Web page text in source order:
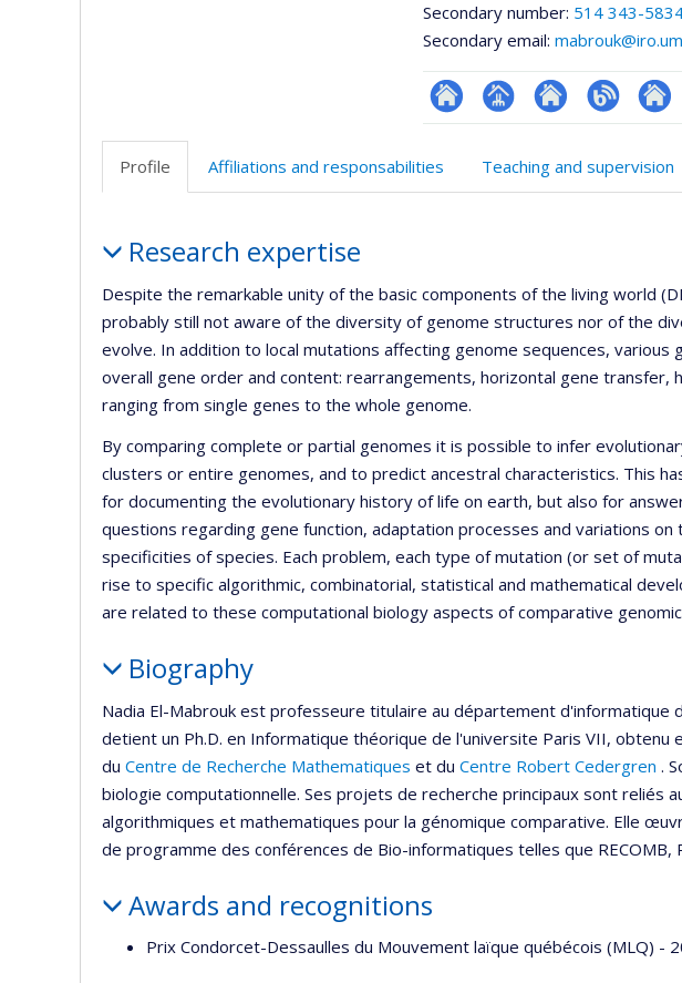
Secondary number: 514 343-
Secondary email:
ResearchGate
Page Site
de
BlogueAutre
Profile Affiliations and responsabilities Teaching and supervision
Research expertise
Despite the remarkable unity of the basic components of the living world
probably still not aware of the diversity of genome structures nor of the
evolve. In addition to local mutations affecting genome sequences, various
overall gene order and content: rearrangements, horizontal gene transfer,
ranging from single genes to the whole genome.
By comparing complete or partial genomes it is possible to infer
clusters or entire genomes, and to predict ancestral characteristics. This
for documenting the evolutionary history of life on earth, but also for
questions regarding gene function, adaptation processes and variations on
specificities of species. Each problem, each type of mutation (or set of
rise to specific algorithmic, combinatorial, statistical and mathematical
are related to these computational biology aspects of comparative
Biography
Nadia El-Mabrouk est professeure titulaire au département d'informatique
detient un Ph.D. en Informatique théorique de l'universite Paris VII, obtenu
du Centre de Recherche Mathematiques et du Centre Robert Cedergren .
biologie computationnelle. Ses projets de recherche principaux sont reliés
algorithmiques et mathematiques pour la génomique comparative. Elle
de programme des conférences de Bio-informatiques telles que RECOMB,
Awards and recognitions
Prix Condorcet-Dessaulles du Mouvement laïque québécois (MLQ) -